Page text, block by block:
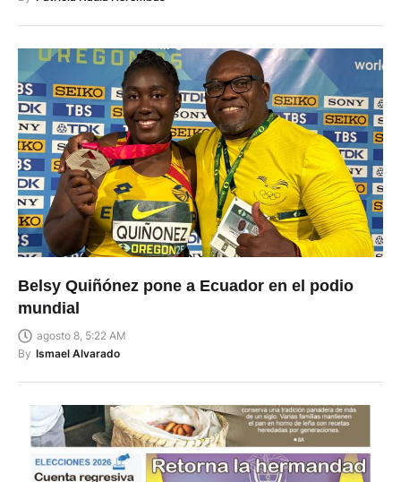
Belsy Quiñónez pone a Ecuador en el podio
mundial
agosto 8, 5:22 AM
By Ismael Alvarado